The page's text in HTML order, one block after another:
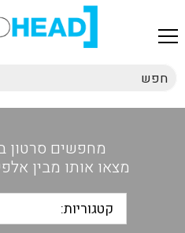
מחפשים סרטון
מצאו אותו מבין